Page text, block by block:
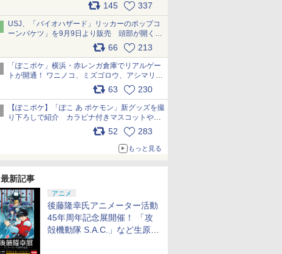
145 337
USJ、「バイオハザード」リッカーのポップコ
ーンバケツ」を9月9日より販売 頭部が開く仕
組み。味は恐怖を堪のう「味噌フレーバー」
66 213
「ぽこポケ」横浜・赤レンガ倉庫でリアルゲー
トが開通！ ワニノコ、ミズゴロウ、アシマリ登
場シーンをレポート pic.x.com/LDgEByVl6D
63 230
【ぽこポケ】「ぽこ あ ポケモン」新グッズを撮
り下ろしで紹介 カラビナ付きマスコットやス
52 283
もっと見る
最新記事
アニメ
後藤隆幸氏アニメーター活動
45年周年記念展開催！ 「攻
殻機動隊 S.A.C.」など生原